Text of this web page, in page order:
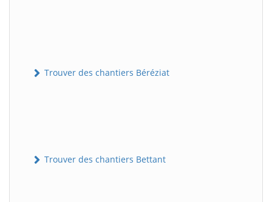
Trouver des chantiers Béréziat
Trouver des chantiers Bettant